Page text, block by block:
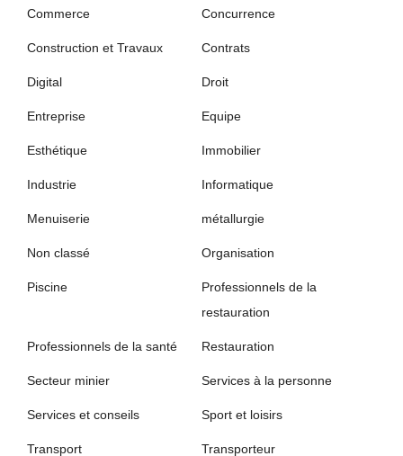
Commerce Concurrence
Construction et Travaux Contrats
Digital Droit
Entreprise Equipe
Esthétique Immobilier
Industrie Informatique
Menuiserie métallurgie
Non classé Organisation
Piscine
Professionnels de la
restauration
Professionnels de la santé Restauration
Secteur minier Services à la personne
Services et conseils Sport et loisirs
Transport Transporteur